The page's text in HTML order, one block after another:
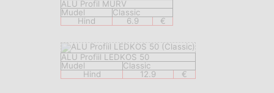
ALU Profil MURV
Mudel
Classic
Hind
6.9 €
ALU Profiil LEDKOS 50
Mudel
Classic
Hind
12.9 €